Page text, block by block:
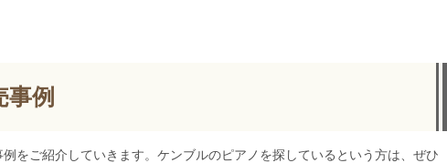
例
をご紹介していきます。ケンブルのピアノを探しているという方は、ぜひ